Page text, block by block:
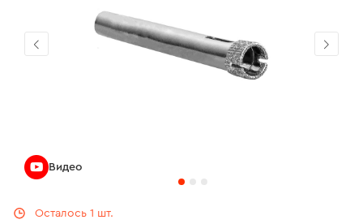
Осталось 1 шт.
Видео